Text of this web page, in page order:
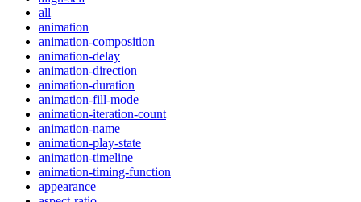
all
animation
animation-composition
animation-delay
animation-direction
animation-duration
animation-fill-mode
animation-iteration-count
animation-name
animation-play-state
animation-timeline
animation-timing-function
appearance